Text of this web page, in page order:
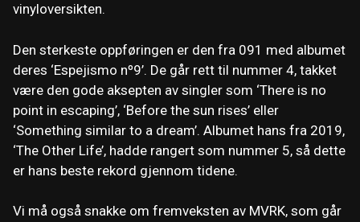
vinyloversikten.
Den sterkeste oppføringen er den fra 091 med albumet
deres ‘Espejismo nº9’. De går rett til nummer 4, takket
være den gode aksepten av singler som ‘There is no
point in escaping’, ‘Before the sun rises’ eller
‘Something similar to a dream’. Albumet hans fra 2019,
‘The Other Life’, hadde rangert som nummer 5, så dette
er hans beste rekord gjennom tidene.
Vi må også snakke om fremveksten av MVRK, som går